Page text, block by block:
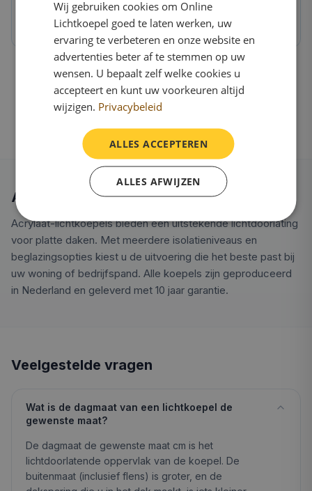
OnlineLichtkoepel.nl kwaliteit
Direct van de fabriek, 10 jaar garantie
Alles over acrylaat lichtkoepels
Acrylaat-lichtkoepels bieden een uitstekende lichtdoorlating
voor platte daken. Met meerdere isolatieniveaus en
beglazingsopties kiest u de uitvoering die het beste past bij
uw woning of bedrijfspand. Alle koepels zijn geproduceerd
in Nederland en geleverd met 10 jaar garantie.
Veelgestelde vragen
Wat is de dagmaat van een lichtkoepel de
gewenste maat?
De dagmaat de gewenste maat cm is het
lichtdoorlatende oppervlak van de koepel. De
buitenmaat (inclusief flens) is groter, en de
Wij gebruiken cookies om Online
Lichtkoepel goed te laten werken, uw
ervaring te verbeteren en onze website en
advertenties beter af te stemmen op uw
wensen. U bepaalt zelf welke cookies u
accepteert en kunt uw voorkeuren altijd
wijzigen. Privacybeleid
ALLES ACCEPTEREN
ALLES AFWIJZEN